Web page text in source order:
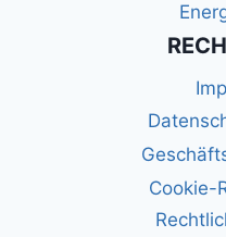
Cookie-